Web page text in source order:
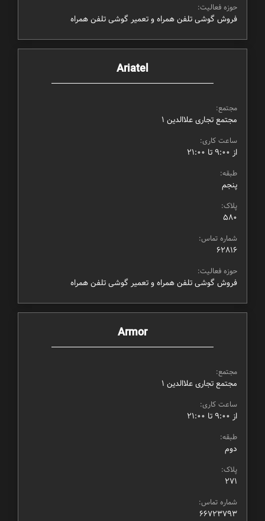
حوزه فعالیت:
فروش گوشی تلفن همراه و تعمیر گوشی تلفن همراه
Ariatel
مجتمع:
مجتمع تجاری علاالدین ۱
ساعت کاری:
از ۹:۰۰ تا ۲۱:۰۰
طبقه:
پنجم
پلاک:
580
شماره تماس:
62816
حوزه فعالیت:
فروش گوشی تلفن همراه و تعمیر گوشی تلفن همراه
Armor
مجتمع:
مجتمع تجاری علاالدین ۱
ساعت کاری:
از ۹:۰۰ تا ۲۱:۰۰
طبقه:
دوم
پلاک:
271
شماره تماس:
66723793